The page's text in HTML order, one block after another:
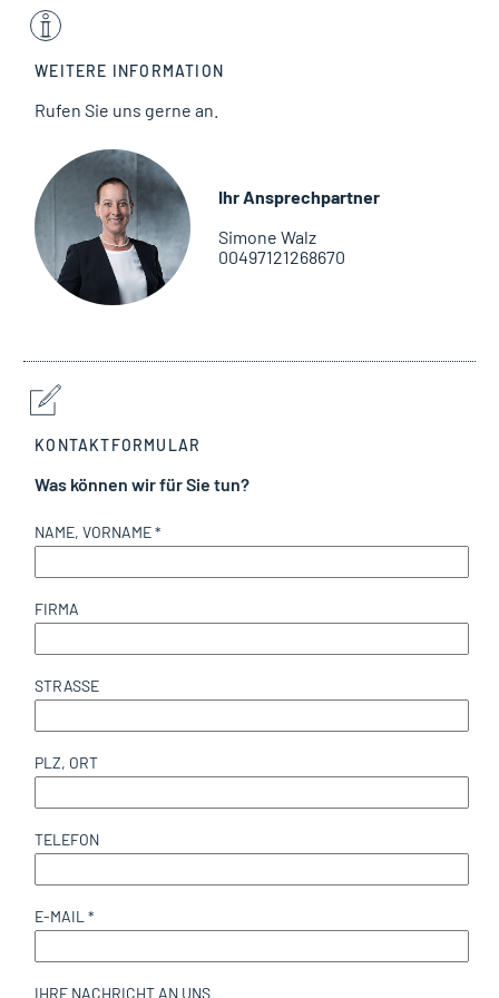
WEITERE INFORMATION
Rufen Sie uns gerne an.
Ihr Ansprechpartner
Simone Walz
00497121268670
KONTAKTFORMULAR
Was können wir für Sie tun?
NAME, VORNAME *
FIRMA
STRASSE
PLZ, ORT
TELEFON
E-MAIL *
IHRE NACHRICHT AN UNS